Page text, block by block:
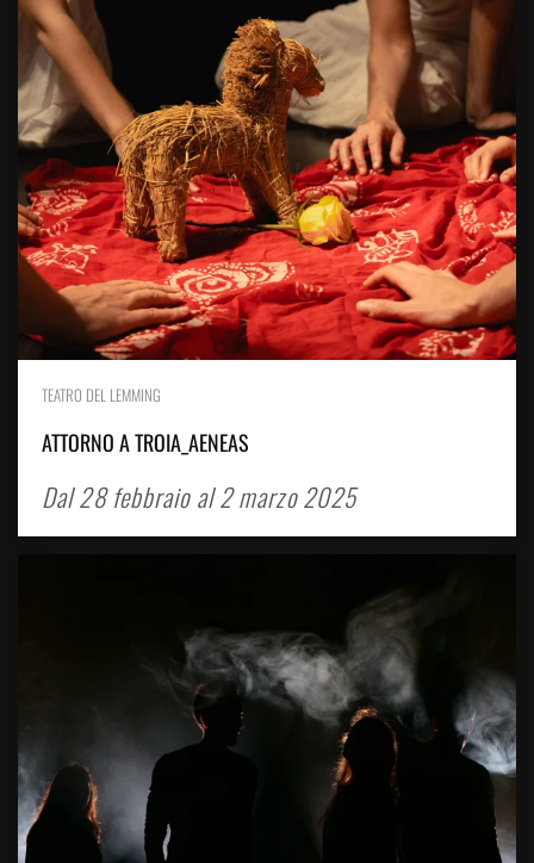
TEATRO DEL LEMMING
ATTORNO A TROIA_AENEAS
Dal 28 febbraio al 2 marzo 2025